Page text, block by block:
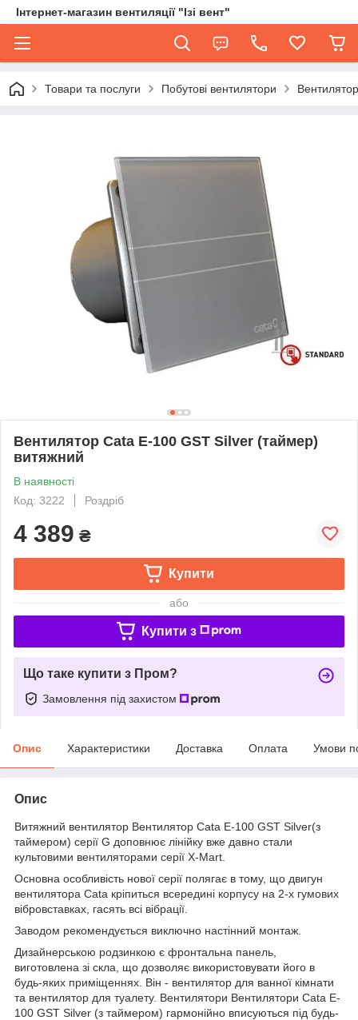
Інтернет-магазин вентиляції "Ізі вент"
Товари та послуги Побутові вентилятори
Вентилятор Cata E-100 GST Silver (таймер)
витяжний
В наявності
Код: 3222
Роздріб
4 389 ₴
Купити
або
Купити з
Що таке купити з Пром?
Замовлення під захистом
Опис Характеристики Доставка Оплата Умови
Опис
Витяжний вентилятор Вентилятор Cata E-100 GST Silver(з
таймером) серії G доповнює лінійку вже давно стали
культовими вентиляторами серії X-Mart.
Основна особливість нової серії полягає в тому, що двигун
вентилятора Cata кріпиться всередині корпусу на 2-х гумових
вібровставках, гасять всі вібрації.
Заводом рекомендується виключно настінний монтаж.
Дизайнерською родзинкою є фронтальна панель,
виготовлена зі скла, що дозволяє використовувати його в
будь-яких приміщеннях. Він - вентилятор для ванної кімнати
та вентилятор для туалету. Вентилятори Вентилятори Cata E-
100 GST Silver (з таймером) гармонійно вписуються під будь-